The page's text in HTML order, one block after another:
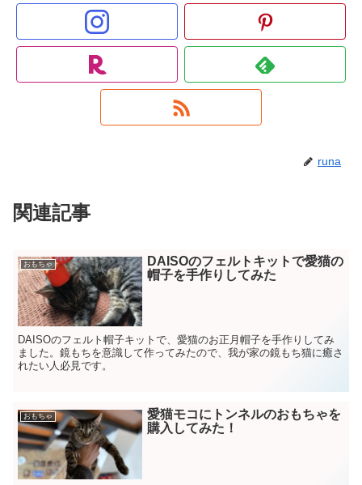
runa
関連記事
おもちゃ
DAISOのフェルトキットで愛猫の
帽子を手作りしてみた
DAISOのフェルト帽子キットで、愛猫のお正月帽子を手作りしてみ
ました。鏡もちを意識して作ってみたので、我が家の鏡もち猫に癒さ
れたい人必見です。
おもちゃ
愛猫モコにトンネルのおもちゃを
購入してみた！